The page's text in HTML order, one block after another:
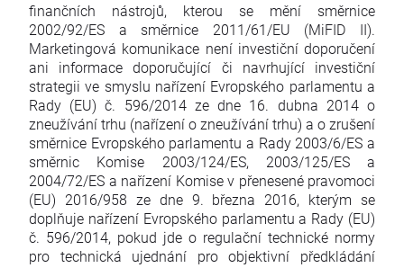
finančních nástrojů, kterou se mění směrnice
2002/92/ES a směrnice 2011/61/EU (MiFID II).
Marketingová komunikace není investiční doporučení
ani informace doporučující či navrhující investiční
strategii ve smyslu nařízení Evropského parlamentu a
Rady (EU) č. 596/2014 ze dne 16. dubna 2014 o
zneužívání trhu (nařízení o zneužívání trhu) a o zrušení
směrnice Evropského parlamentu a Rady 2003/6/ES a
směrnic Komise 2003/124/ES, 2003/125/ES a
2004/72/ES a nařízení Komise v přenesené pravomoci
(EU) 2016/958 ze dne 9. března 2016, kterým se
doplňuje nařízení Evropského parlamentu a Rady (EU)
č. 596/2014, pokud jde o regulační technické normy
pro technická ujednání pro objektivní předkládání